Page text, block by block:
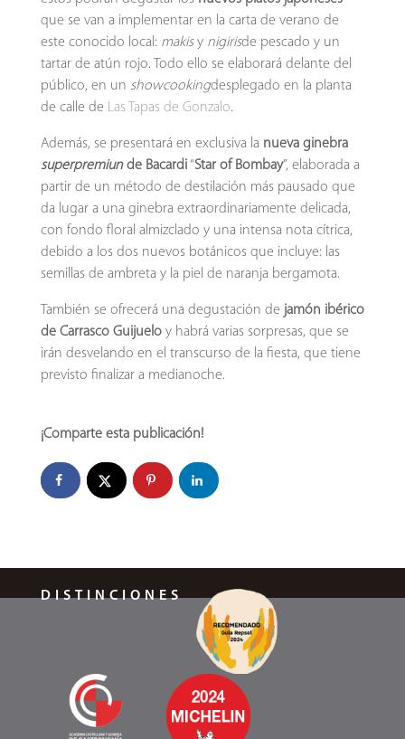
que se van a implementar en la carta de verano de
este conocido local: makisy nigirisde pescado y un
tartar de atún rojo. Todo ello se elaborará delante del
público, en un showcookingdesplegado en la planta
de calle de Las Tapas de Gonzalo.
Además, se presentará en exclusiva la nueva ginebra
superpremiunde Bacardi“Star of Bombay”, elaborada a
partir de un método de destilación más pausado que
da lugar a una ginebra extraordinariamente delicada,
con fondo floral almizclado y una intensa nota cítrica,
debido a los dos nuevos botánicos que incluye: las
semillas de ambreta y la piel de naranja bergamota.
También se ofrecerá una degustación de jamón ibérico
de Carrasco Guijueloy habrá varias sorpresas, que se
irán desvelando en el transcurso de la fiesta, que tiene
previsto finalizar a medianoche.
¡Comparte esta publicación!
DISTINCIONES